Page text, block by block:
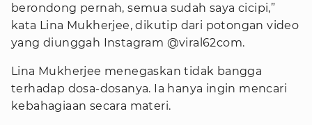
berondong pernah, semua sudah saya cicipi,”
kata Lina Mukherjee, dikutip dari potongan video
yang diunggah Instagram @viral62com.
Lina Mukherjee menegaskan tidak bangga
terhadap dosa-dosanya. Ia hanya ingin mencari
kebahagiaan secara materi.